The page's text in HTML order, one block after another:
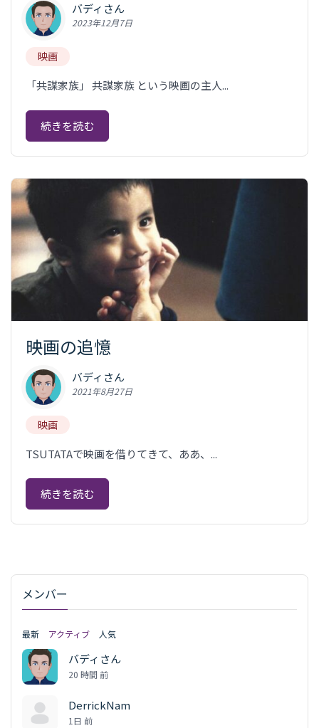
バディさん
2023年12月7日
映画
「共謀家族」 共謀家族 という映画の主人...
続きを読む
映画の追憶
バディさん
2021年8月27日
映画
TSUTATAで映画を借りてきて、ああ、...
続きを読む
メンバー
最新 アクティブ 人気
バディさん
20 時間 前
DerrickNam
1日 前